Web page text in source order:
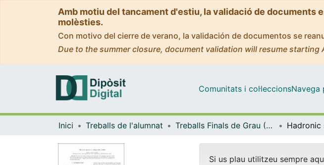
Amb motiu del tancament d'estiu, la validació de documents
molèsties.
Con motivo del cierre de verano, la validación de documentos se
Due to the summer closure, document validation will resume
Comunitats i col·leccionsNavega
Inici Treballs de l'alumnat Treballs Finals de Grau (TFG) - Física
Si us plau utilitzeu sempre